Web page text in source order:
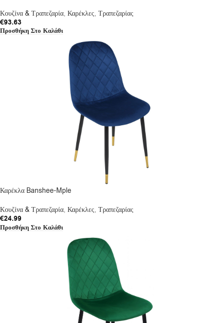
Κουζίνα & Τραπεζαρία, Καρέκλες, Τραπεζαρίας
€93.63
Προσθήκη Στο Καλάθι
Καρέκλα Banshee-Mple
Κουζίνα & Τραπεζαρία, Καρέκλες, Τραπεζαρίας
€24.99
Προσθήκη Στο Καλάθι